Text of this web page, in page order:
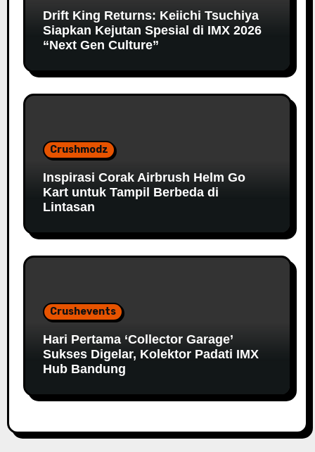
Drift King Returns: Keiichi Tsuchiya
Siapkan Kejutan Spesial di IMX 2026
“Next Gen Culture”
Crushmodz
Inspirasi Corak Airbrush Helm Go
Kart untuk Tampil Berbeda di
Lintasan
Crushevents
Hari Pertama ‘Collector Garage’
Sukses Digelar, Kolektor Padati IMX
Hub Bandung